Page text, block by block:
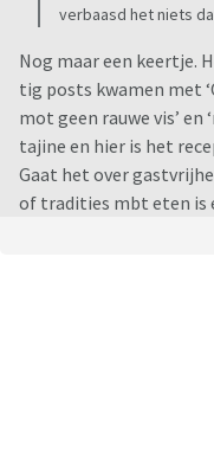
verbaasd het niets
Nog maar een keertje.
tig posts kwamen met
mot geen rauwe vis’
tajine en hier is het
Gaat het over
of tradities mbt eten is